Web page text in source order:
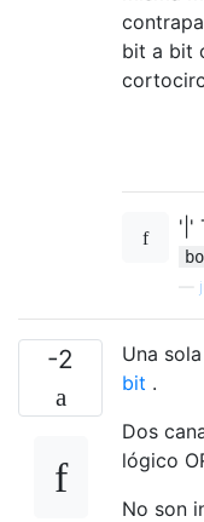
bit a bit
'|'
-2 Una
bit .
Dos
lógico
No son